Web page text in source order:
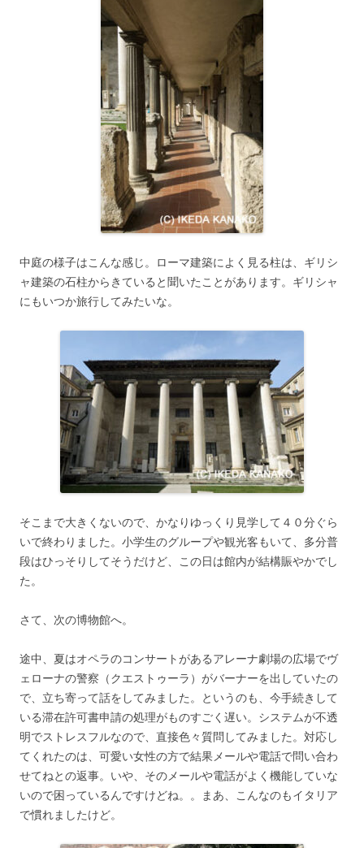
中庭の様子はこんな感じ。ローマ建築によく見る柱は、ギリシ
ャ建築の石柱からきていると聞いたことがあります。ギリシャ
にもいつか旅行してみたいな。
そこまで大きくないので、かなりゆっくり見学して４０分ぐら
いで終わりました。小学生のグループや観光客もいて、多分普
段はひっそりしてそうだけど、この日は館内が結構賑やかでし
た。
さて、次の博物館へ。
途中、夏はオペラのコンサートがあるアレーナ劇場の広場でヴ
ェローナの警察（クエストゥーラ）がバーナーを出していたの
で、立ち寄って話をしてみました。というのも、今手続きして
いる滞在許可書申請の処理がものすごく遅い。システムが不透
明でストレスフルなので、直接色々質問してみました。対応し
てくれたのは、可愛い女性の方で結果メールや電話で問い合わ
せてねとの返事。いや、そのメールや電話がよく機能していな
いので困っているんですけどね。。まあ、こんなのもイタリア
で慣れましたけど。